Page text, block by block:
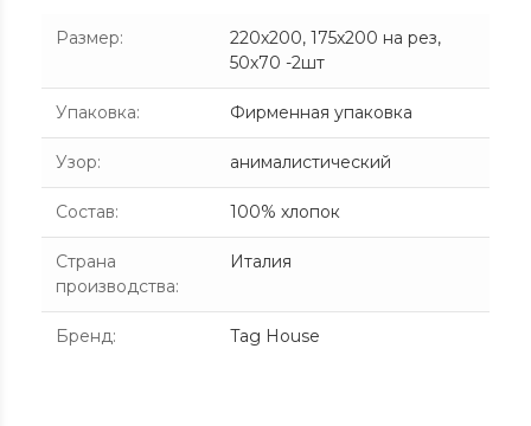
Размер:
220х200, 175х200 на рез,
50х70 -2шт
Упаковка: Фирменная упаковка
Узор: анималистический
Состав: 100% хлопок
Страна
производства:
Италия
Бренд: Tag House